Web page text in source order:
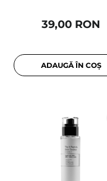
39,00 RON
ADAUGĂ ÎN COȘ